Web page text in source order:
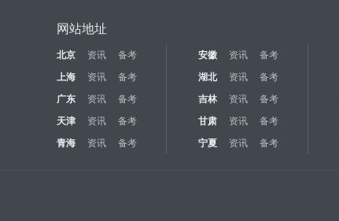
网站地址
北京 资讯 备考 安徽 资讯 备考
上海
资讯 备考 湖北 资讯 备考
广东
资讯 备考 吉林 资讯 备考
天津
资讯 备考 甘肃 资讯 备考
青海
资讯 备考 宁夏 资讯 备考